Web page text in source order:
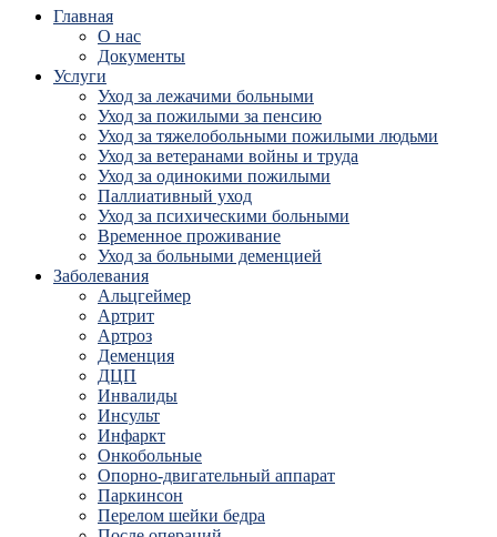
Главная
О нас
Документы
Услуги
Уход за лежачими больными
Уход за пожилыми за пенсию
Уход за тяжелобольными пожилыми людьми
Уход за ветеранами войны и труда
Уход за одинокими пожилыми
Паллиативный уход
Уход за психическими больными
Временное проживание
Уход за больными деменцией
Заболевания
Альцгеймер
Артрит
Артроз
Деменция
ДЦП
Инвалиды
Инсульт
Инфаркт
Онкобольные
Опорно-двигательный аппарат
Паркинсон
Перелом шейки бедра